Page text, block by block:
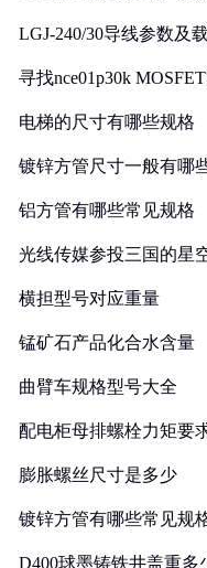
LGJ-240/30导线参数及
寻找nce01p30k
电梯的尺寸有哪些规格
镀锌方管尺寸一般有哪
铝方管有哪些常见规格
光线传媒参投三国的星
横担型号对应重量
锰矿石产品化合水含量
曲臂车规格型号大全
配电柜母排螺栓力矩要
膨胀螺丝尺寸是多少
镀锌方管有哪些常见规
D400球墨铸铁井盖重多